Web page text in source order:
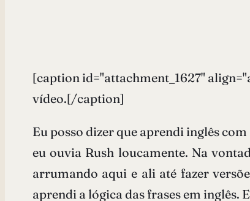
[caption id="attachment_1627"
vídeo.[/caption]
Eu posso dizer que aprendi inglês
eu ouvia Rush loucamente. Na
arrumando aqui e ali até fazer
aprendi a lógica das frases em inglês.